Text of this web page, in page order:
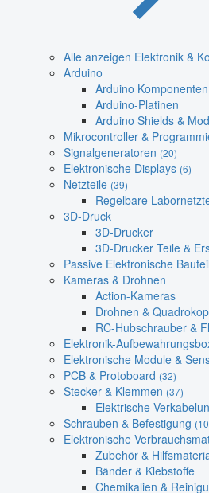
Alle anzeigen Elektronik &
Arduino
Arduino
Arduino-Platinen
Arduino Shields &
Mikrocontroller &
Signalgeneratoren (20)
Elektronische Displays (6)
Netzteile (39)
Regelbare
3D-Druck
3D-Drucker
3D-Drucker Teile &
Passive Elektronische
Kameras & Drohnen
Action-Kameras
Drohnen &
RC-Hubschrauber &
Elektronik-
Elektronische Module &
PCB & Protoboard (32)
Stecker & Klemmen (37)
Elektrische
Schrauben & Befestigung
Elektronische
Zubehör &
Bänder & Klebstoffe
Chemikalien &